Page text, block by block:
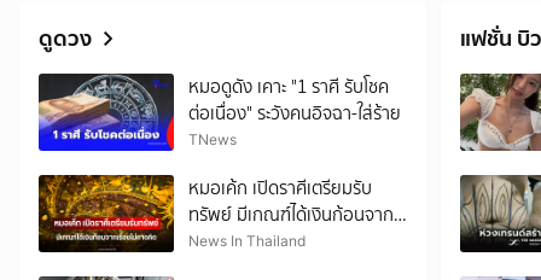
ดูดวง
หมอดูดัง เคาะ "1 ราศี รับโชค
ต่อเนื่อง" ระวังคนอิจฉา-ใส่ร้าย
TNews
หมอเค้ก เปิดราศีเตรียมรับ
ทรัพย์ มีเกณฑ์ได้เงินก้อนจาก
เรื่องไม่คาดคิด
News In Thailand
แฟชั่น บิ